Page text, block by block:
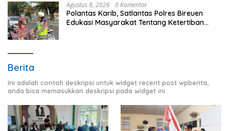
Agustus 8, 2026 0 Komentar
Polantas Karib, Satlantas Polres Bireuen
Edukasi Masyarakat Tentang Ketertiban
Berita
Ini adalah contoh deskripsi untuk widget recent post wpberita,
anda bisa memasukkan deskripsi pada widget ini.